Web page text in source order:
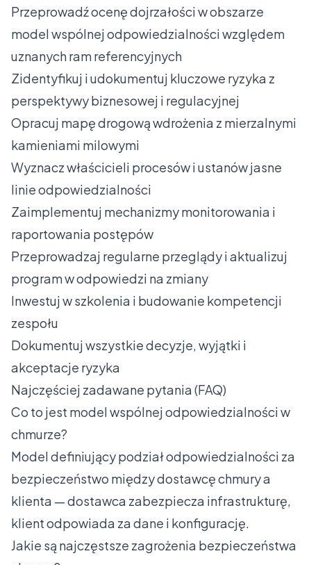
Przeprowadź ocenę dojrzałości w obszarze
model wspólnej odpowiedzialności względem
uznanych ram referencyjnych
Zidentyfikuj i udokumentuj kluczowe ryzyka z
perspektywy biznesowej i regulacyjnej
Opracuj mapę drogową wdrożenia z mierzalnymi
kamieniami milowymi
Wyznacz właścicieli procesów i ustanów jasne
linie odpowiedzialności
Zaimplementuj mechanizmy monitorowania i
raportowania postępów
Przeprowadzaj regularne przeglądy i aktualizuj
program w odpowiedzi na zmiany
Inwestuj w szkolenia i budowanie kompetencji
zespołu
Dokumentuj wszystkie decyzje, wyjątki i
akceptacje ryzyka
Najczęściej zadawane pytania (FAQ)
Co to jest model wspólnej odpowiedzialności w
chmurze?
Model definiujący podział odpowiedzialności za
bezpieczeństwo między dostawcę chmury a
klienta — dostawca zabezpiecza infrastrukturę,
klient odpowiada za dane i konfigurację.
Jakie są najczęstsze zagrożenia bezpieczeństwa